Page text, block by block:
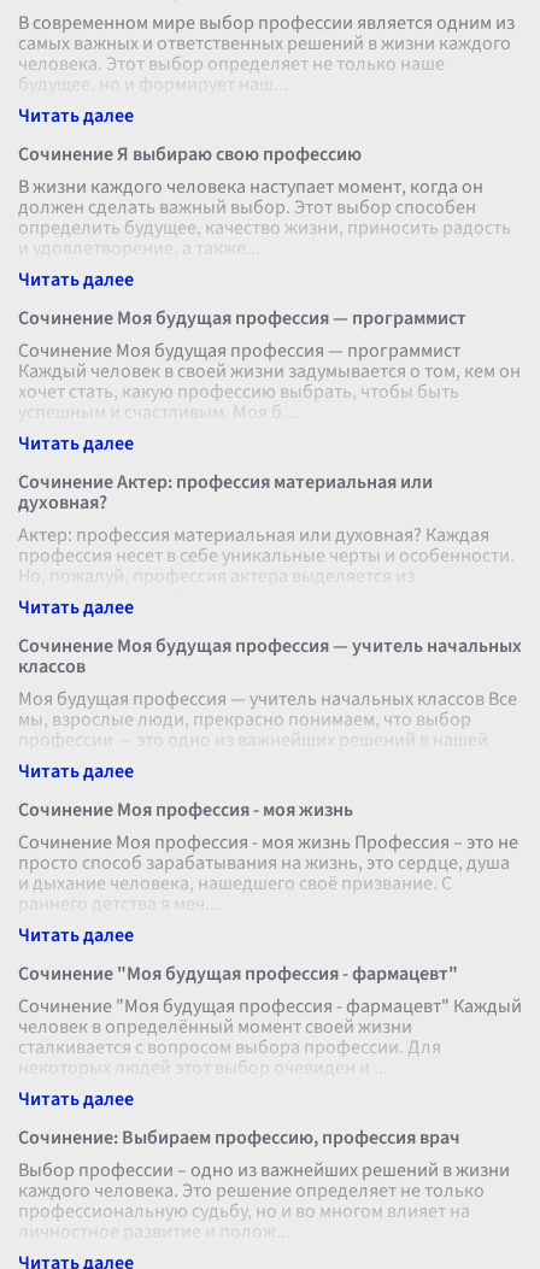
В современном мире выбор профессии является одним из
самых важных и ответственных решений в жизни каждого
человека. Этот выбор определяет не только наше
будущее, но и формирует наш
Сочинение Я выбираю свою профессию
В жизни каждого человека наступает момент, когда он
должен сделать важный выбор. Этот выбор способен
определить будущее, качество жизни, приносить радость
и удовлетворение, а также
Сочинение Моя будущая профессия — программист
Сочинение Моя будущая профессия — программист
Каждый человек в своей жизни задумывается о том, кем он
хочет стать, какую профессию выбрать, чтобы быть
успешным и счастливым. Моя б
Сочинение Актер: профессия материальная или
духовная?
Актер: профессия материальная или духовная? Каждая
профессия несет в себе уникальные черты и особенности.
Но, пожалуй, профессия актера выделяется из
большинства своей многогранн
Сочинение Моя будущая профессия — учитель начальных
классов
Моя будущая профессия — учитель начальных классов Все
мы, взрослые люди, прекрасно понимаем, что выбор
профессии — это одно из важнейших решений в нашей
жизни. Для меня этот путь
Сочинение Моя профессия - моя жизнь
Сочинение Моя профессия - моя жизнь Профессия – это не
просто способ зарабатывания на жизнь, это сердце, душа
и дыхание человека, нашедшего своё призвание. С
раннего детства я меч
Сочинение "Моя будущая профессия - фармацевт"
Сочинение "Моя будущая профессия - фармацевт" Каждый
человек в определённый момент своей жизни
сталкивается с вопросом выбора профессии. Для
некоторых людей этот выбор очевиден и
Сочинение: Выбираем профессию, профессия врач
Выбор профессии – одно из важнейших решений в жизни
каждого человека. Это решение определяет не только
профессиональную судьбу, но и во многом влияет на
личностное развитие и полож